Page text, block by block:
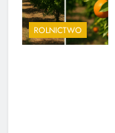
ROLNICTWO